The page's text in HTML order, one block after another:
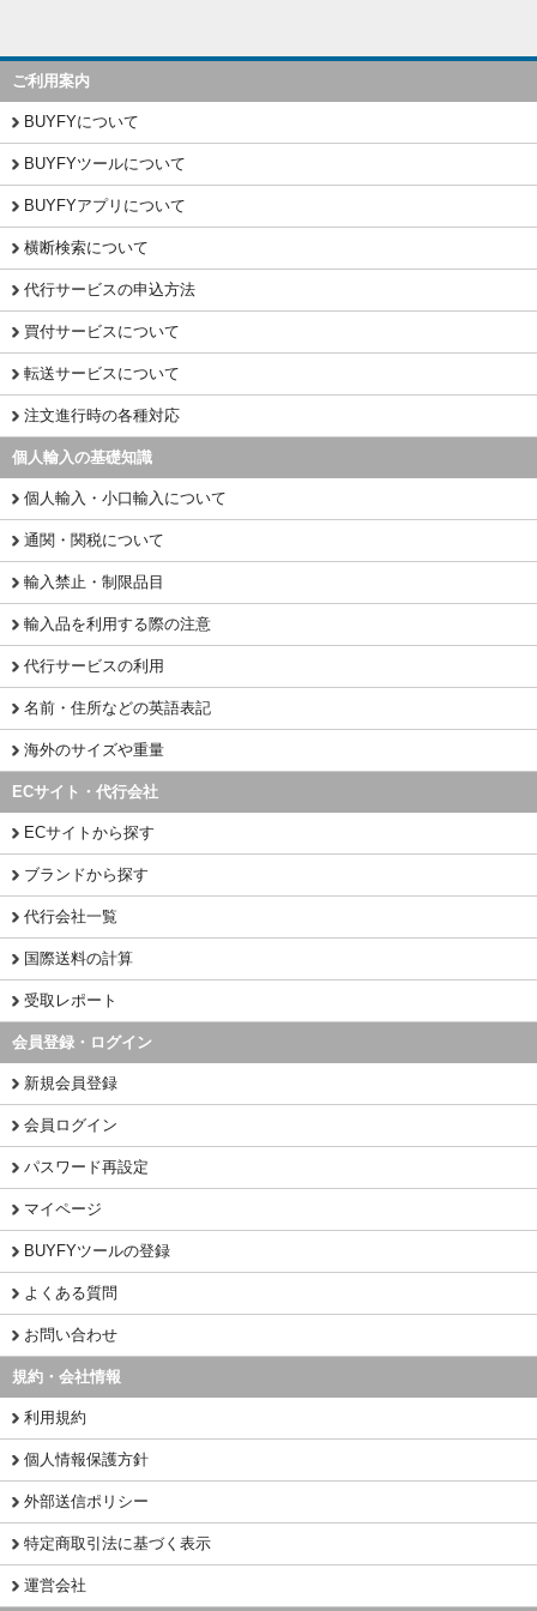
ご利用案内
BUYFYについて
BUYFYツールについて
BUYFYアプリについて
横断検索について
代行サービスの申込方法
買付サービスについて
転送サービスについて
注文進行時の各種対応
個人輸入の基礎知識
個人輸入・小口輸入について
通関・関税について
輸入禁止・制限品目
輸入品を利用する際の注意
代行サービスの利用
名前・住所などの英語表記
海外のサイズや重量
ECサイト・代行会社
ECサイトから探す
ブランドから探す
代行会社一覧
国際送料の計算
受取レポート
会員登録・ログイン
新規会員登録
会員ログイン
パスワード再設定
マイページ
BUYFYツールの登録
よくある質問
お問い合わせ
規約・会社情報
利用規約
個人情報保護方針
外部送信ポリシー
特定商取引法に基づく表示
運営会社